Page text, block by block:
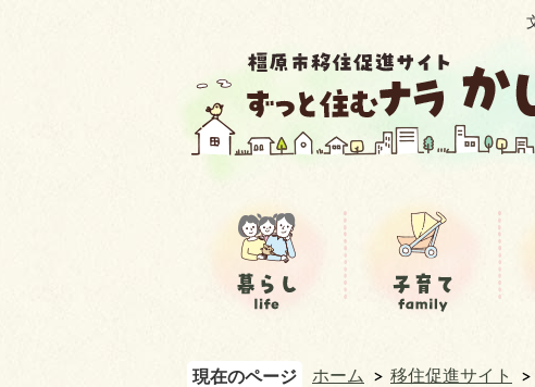
現在のページ ホーム 移住促進サイト